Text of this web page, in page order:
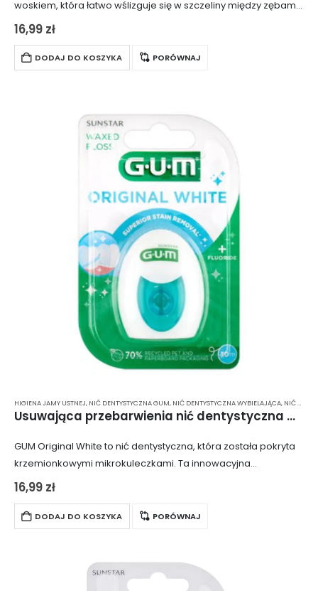
woskiem, która łatwo wślizguje się w szczeliny między zębami.
Produkt jest idealny dla osób posiadających wąskie
przestrzenie międzyzębowe.
16,99 zł
DODAJ DO KOSZYKA PORÓWNAJ
HIGIENA JAMY USTNEJ, NIĆ DENTYSTYCZNA GUM, NIĆ DENTYSTYCZNA WYBIELAJĄCA, NIĆ DENTYSTYCZNA Z FLUOREM
Usuwająca przebarwienia nić dentystyczna GUM Original White 2040 (30m)
GUM Original White to nić dentystyczna, która została pokryta
krzemionkowymi mikrokuleczkami. Ta innowacyjna
technologia zapewnia dokładne czyszczenie przestrzeni
międzyzębowych, eliminując płytkę bakteryjną i resztki
jedzenia. Dodatek fluorku sodu odkwasza jamę…
16,99 zł
DODAJ DO KOSZYKA PORÓWNAJ